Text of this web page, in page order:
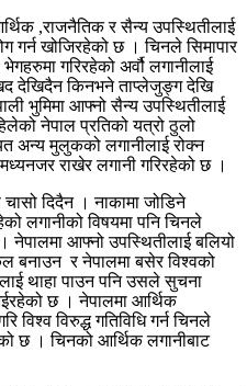
,राजनैतिक र सैन्य उपस्थितीलाई
गर्न खोजिरहेको छ । चिनले सिमापार
गरिरहेको अर्वौ लगानीलाई
देखिदैन किनभने ताप्लेजुङ्ग देखि
भुमिमा आफ्नो सैन्य उपस्थितीलाई
नेपाल प्रतिको यत्रो ठुलो
अन्य मुलुकको लगानीलाई रोक्न
राखेर लगानी गरिरहेको छ ।
दिदैन । नाकामा जोडिने
लगानीको विषयमा पनि चिनले
नेपालमा आफ्नो उपस्थितीलाई बलियो
बनाउन र नेपालमा बसेर विश्वको
थाहा पाउन पनि उसले सुचना
छ । नेपालमा आर्थिक
विश्व विरुद्ध गतिविधि गर्न चिनले
छ । चिनको आर्थिक लगानीबाट